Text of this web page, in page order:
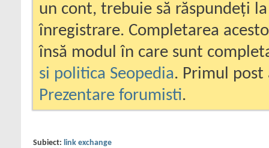
un cont, trebuie să răspundeți
înregistrare. Completarea
însă modul în care sunt
si politica Seopedia. Primul
Prezentare forumisti.
Subiect: link exchange